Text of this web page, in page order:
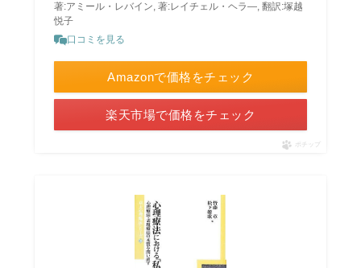
著:アミール・レバイン, 著:レイチェル・ヘラ―, 翻訳:塚越
悦子
口コミを見る
Amazonで価格をチェック
楽天市場で価格をチェック
ポチップ